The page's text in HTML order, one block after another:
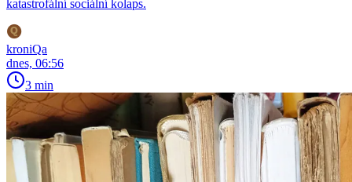
katastrofální sociální kolaps.
kroniQa
dnes, 06:56
3 min